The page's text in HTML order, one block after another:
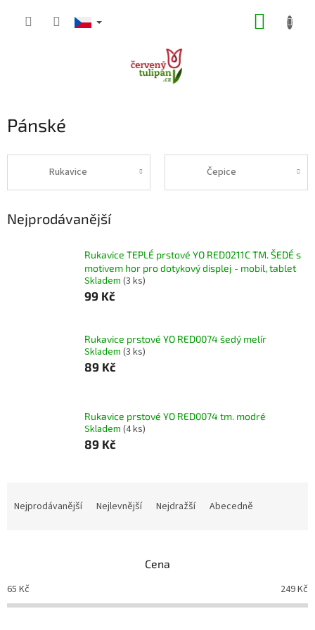
Pánské
Rukavice Čepice
Nejprodávanější
Rukavice TEPLÉ prstové YO RED0211C TM. ŠEDÉ s
motivem hor pro dotykový displej - mobil, tablet
Skladem (3 ks)
99 Kč
Rukavice prstové YO RED0074 šedý melír
Skladem (3 ks)
89 Kč
Rukavice prstové YO RED0074 tm. modré
Skladem (4 ks)
89 Kč
p
r
o
Nejprodávanější Nejlevnější Nejdražší Abecedně
Cena
65 Kč 249Kč